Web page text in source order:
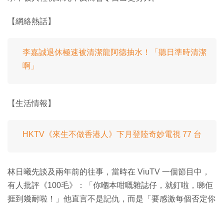
【網絡熱話】
李嘉誠退休極速被清潔龍阿德抽水！「聽日準時清潔
啊」
【生活情報】
HKTV《來生不做香港人》下月登陸奇妙電視 77 台
林日曦先談及兩年前的往事，當時在 ViuTV 一個節目中，
有人批評《100毛》：「你嗰本咁嘅雜誌仔，就釘啦，睇佢
捱到幾耐啦！」他直言不是記仇，而是「要感激每個否定你